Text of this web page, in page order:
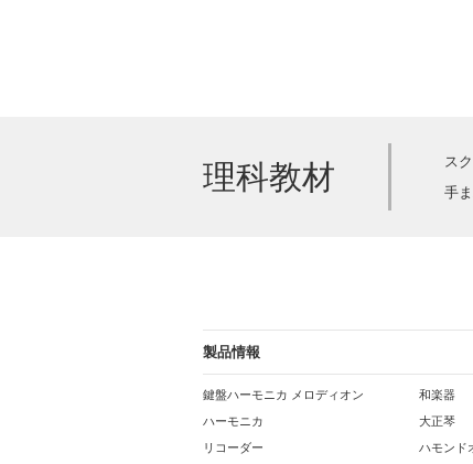
理科教材 ス
手
製品情報
鍵盤ハーモニカ メロディオン
ハーモニカ
リコーダー
和楽器
大正琴
ハモンド